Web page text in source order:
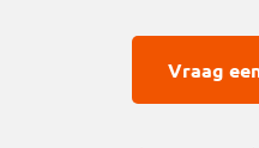
Vraag